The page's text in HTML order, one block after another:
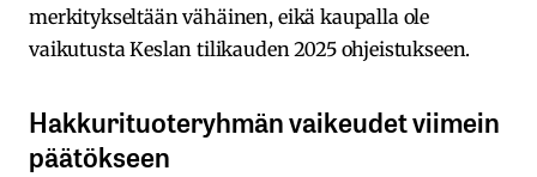
merkitykseltään vähäinen, eikä kaupalla ole
vaikutusta Keslan tilikauden 2025 ohjeistukseen.
Hakkurituoteryhmän vaikeudet viimein
päätökseen